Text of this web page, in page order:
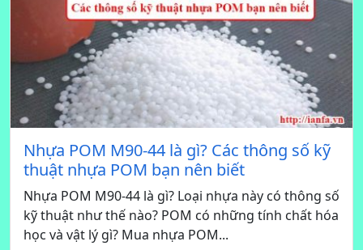
Nhựa POM M90-44 là gì? Các thông số kỹ
thuật nhựa POM bạn nên biết
Nhựa POM M90-44 là gì? Loại nhựa này có thông số
kỹ thuật như thế nào? POM có những tính chất hóa
học và vật lý gì? Mua nhựa POM...